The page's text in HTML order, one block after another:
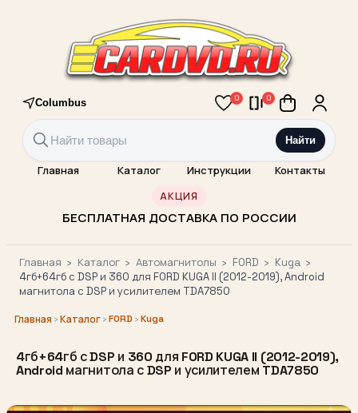
Columbus 0 0
Найти
Главная Каталог Инструкции Контакты
АКЦИЯ
БЕСПЛАТНАЯ ДОСТАВКА ПО РОССИИ
Главная › Каталог › Автомагнитолы › FORD › Kuga ›
4гб+64гб с DSP и 360 для FORD KUGA II (2012-2019), Android
магнитола с DSP и усилителем TDA7850
Главная ›Каталог›FORD ›Kuga
4гб+64гб с DSP и 360 для FORD KUGA II (2012-2019),
Android магнитола с DSP и усилителем TDA7850